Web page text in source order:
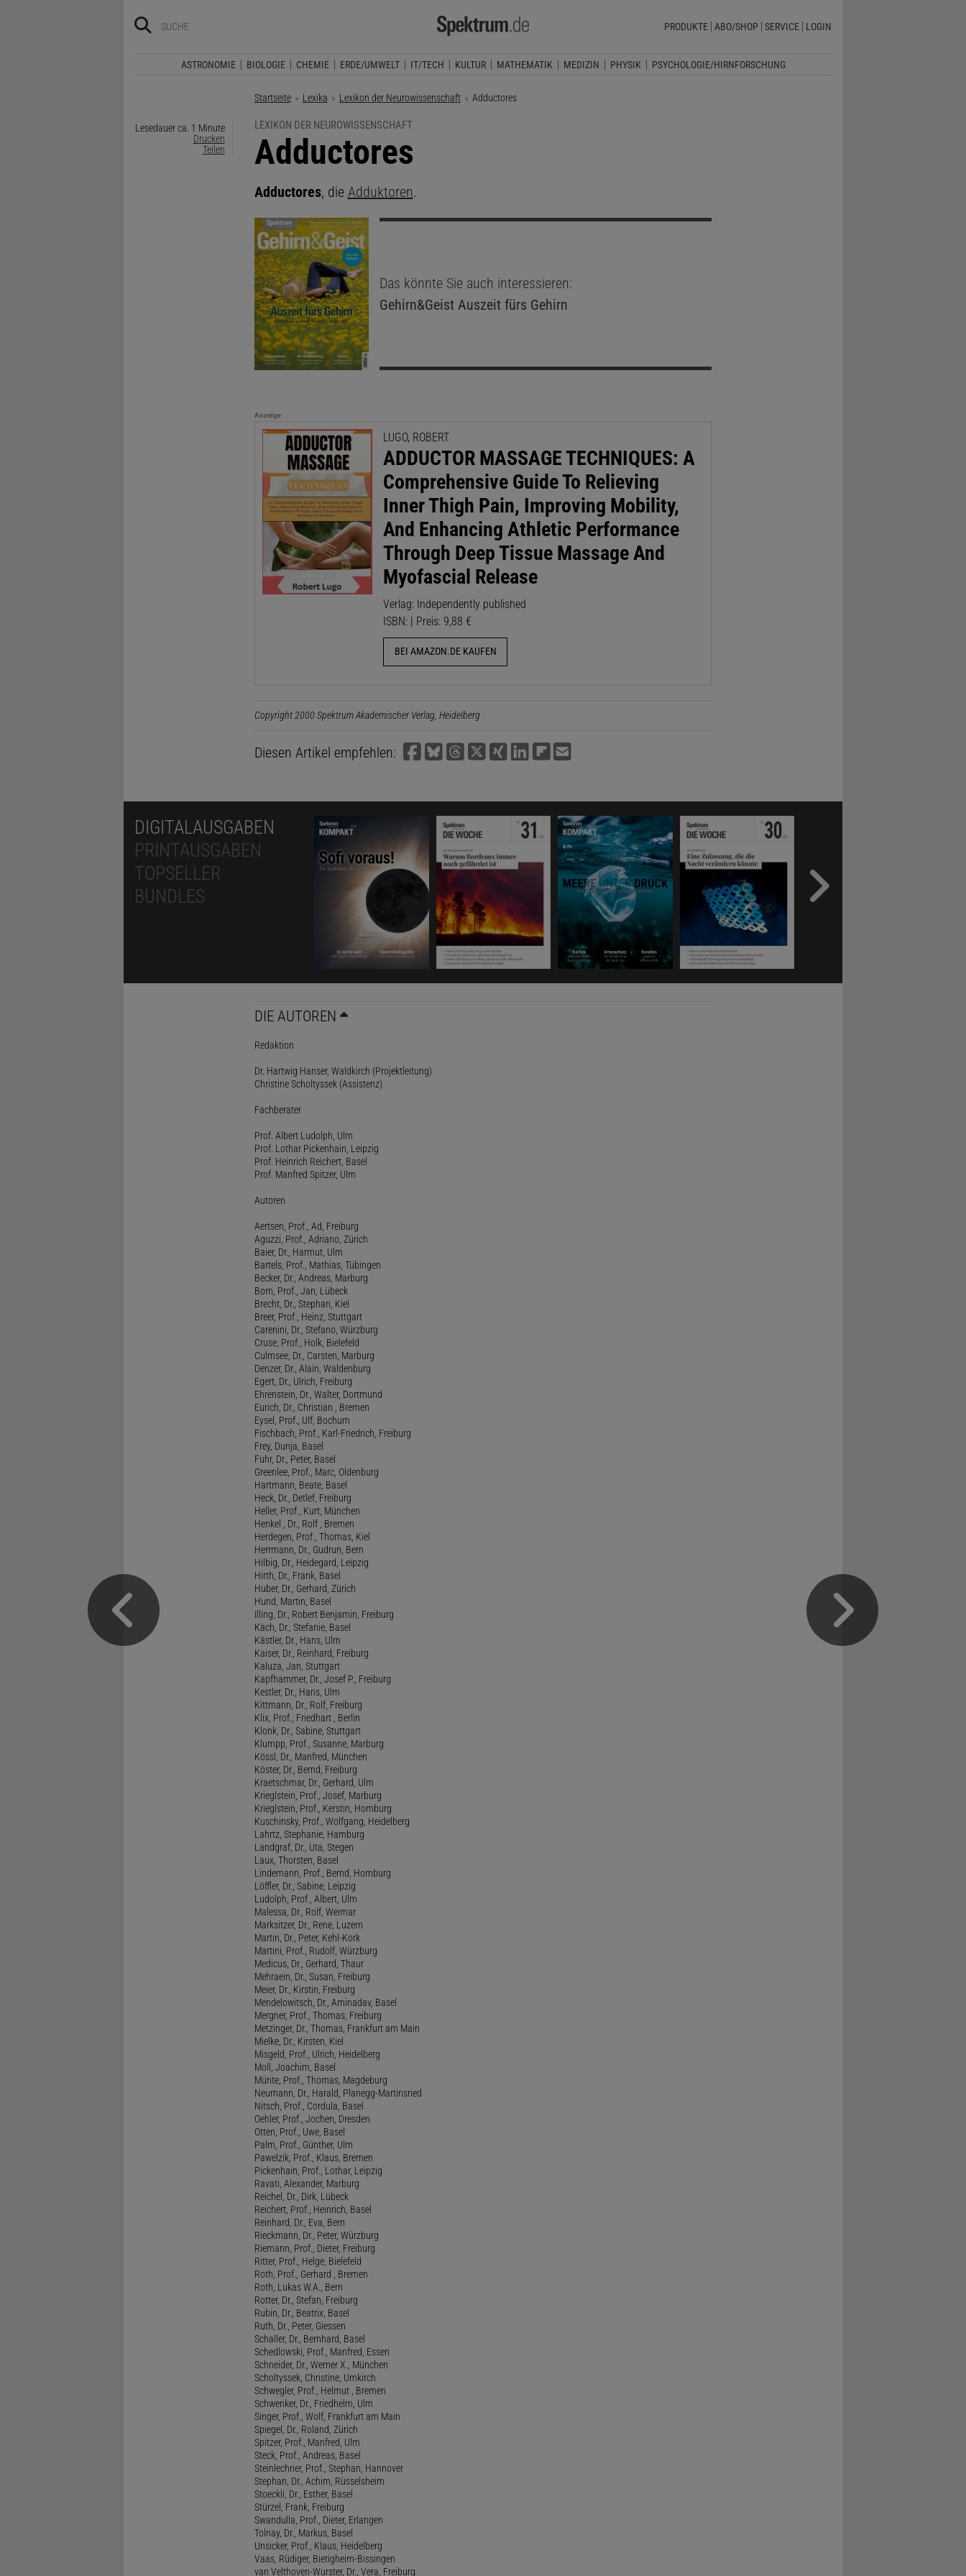
PRODUKTE ABO/SHOP SERVICE LOGIN
ASTRONOMIE BIOLOGIE CHEMIE ERDE/UMWELT IT/TECH KULTUR MATHEMATIK MEDIZIN PHYSIK PSYCHOLOGIE/HIRNFORSCHUNG
Startseite Lexika Lexikon der Neurowissenschaft Aktuelle Seite:
Adductores
Lesedauer ca. 1 Minute
Drucken
Teilen
LEXIKON DER NEUROWISSENSCHAFT
:
Adductores
Adductores, die Adduktoren.
Das könnte Sie auch interessieren:
Gehirn&Geist Auszeit fürs Gehirn
Anzeige
LUGO, ROBERT
ADDUCTOR MASSAGE TECHNIQUES: A
Comprehensive Guide To Relieving
Inner Thigh Pain, Improving Mobility,
And Enhancing Athletic Performance
Through Deep Tissue Massage And
Myofascial Release
Verlag: Independently published
ISBN: | Preis: 9,88 €
BEI AMAZON.DE KAUFEN
Copyright 2000 Spektrum Akademischer Verlag, Heidelberg
Diesen Artikel empfehlen:
DIGITALAUSGABEN
PRINTAUSGABEN
TOPSELLER
BUNDLES
DIE AUTOREN
Redaktion
Dr. Hartwig Hanser, Waldkirch (Projektleitung)
Christine Scholtyssek (Assistenz)
Fachberater
Prof. Albert Ludolph, Ulm
Prof. Lothar Pickenhain, Leipzig
Prof. Heinrich Reichert, Basel
Prof. Manfred Spitzer, Ulm
Autoren
Aertsen, Prof., Ad, Freiburg
Aguzzi, Prof., Adriano, Zürich
Baier, Dr., Harmut, Ulm
Bartels, Prof., Mathias, Tübingen
Becker, Dr., Andreas, Marburg
Born, Prof., Jan, Lübeck
Brecht, Dr., Stephan, Kiel
Breer, Prof., Heinz, Stuttgart
Carenini, Dr., Stefano, Würzburg
Cruse, Prof., Holk, Bielefeld
Culmsee, Dr., Carsten, Marburg
Denzer, Dr., Alain, Waldenburg
Egert, Dr., Ulrich, Freiburg
Ehrenstein, Dr., Walter, Dortmund
Eurich, Dr., Christian , Bremen
Eysel, Prof., Ulf, Bochum
Fischbach, Prof., Karl-Friedrich, Freiburg
Frey, Dunja, Basel
Fuhr, Dr., Peter, Basel
Greenlee, Prof., Marc, Oldenburg
Hartmann, Beate, Basel
Heck, Dr., Detlef, Freiburg
Heller, Prof., Kurt, München
Henkel , Dr., Rolf , Bremen
Herdegen, Prof., Thomas, Kiel
Herrmann, Dr., Gudrun, Bern
Hilbig, Dr., Heidegard, Leipzig
Hirth, Dr., Frank, Basel
Huber, Dr., Gerhard, Zürich
Hund, Martin, Basel
Illing, Dr., Robert Benjamin, Freiburg
Käch, Dr., Stefanie, Basel
Kästler, Dr., Hans, Ulm
Kaiser, Dr., Reinhard, Freiburg
Kaluza, Jan, Stuttgart
Kapfhammer, Dr., Josef P., Freiburg
Kestler, Dr., Hans, Ulm
Kittmann, Dr., Rolf, Freiburg
Klix, Prof., Friedhart , Berlin
Klonk, Dr., Sabine, Stuttgart
Klumpp, Prof., Susanne, Marburg
Kössl, Dr., Manfred, München
Köster, Dr., Bernd, Freiburg
Kraetschmar, Dr., Gerhard, Ulm
Krieglstein, Prof., Josef, Marburg
Krieglstein, Prof., Kerstin, Homburg
Kuschinsky, Prof., Wolfgang, Heidelberg
Lahrtz, Stephanie, Hamburg
Landgraf, Dr., Uta, Stegen
Laux, Thorsten, Basel
Lindemann, Prof., Bernd, Homburg
Löffler, Dr., Sabine, Leipzig
Ludolph, Prof., Albert, Ulm
Malessa, Dr., Rolf, Weimar
Marksitzer, Dr., Rene, Luzern
Martin, Dr., Peter, Kehl-Kork
Martini, Prof., Rudolf, Würzburg
Medicus, Dr., Gerhard, Thaur
Mehraein, Dr., Susan, Freiburg
Meier, Dr., Kirstin, Freiburg
Mendelowitsch, Dr., Aminadav, Basel
Mergner, Prof., Thomas, Freiburg
Metzinger, Dr., Thomas, Frankfurt am Main
Mielke, Dr., Kirsten, Kiel
Misgeld, Prof., Ulrich, Heidelberg
Moll, Joachim, Basel
Münte, Prof., Thomas, Magdeburg
Neumann, Dr., Harald, Planegg-Martinsried
Nitsch, Prof., Cordula, Basel
Oehler, Prof., Jochen, Dresden
Otten, Prof., Uwe, Basel
Palm, Prof., Günther, Ulm
Pawelzik, Prof., Klaus, Bremen
Pickenhain, Prof., Lothar, Leipzig
Ravati, Alexander, Marburg
Reichel, Dr., Dirk, Lübeck
Reichert, Prof., Heinrich, Basel
Reinhard, Dr., Eva, Bern
Rieckmann, Dr., Peter, Würzburg
Riemann, Prof., Dieter, Freiburg
Ritter, Prof., Helge, Bielefeld
Roth, Prof., Gerhard , Bremen
Roth, Lukas W.A., Bern
Rotter, Dr., Stefan, Freiburg
Rubin, Dr., Beatrix, Basel
Ruth, Dr., Peter, Giessen
Schaller, Dr., Bernhard, Basel
Schedlowski, Prof., Manfred, Essen
Schneider, Dr., Werner X., München
Scholtyssek, Christine, Umkirch
Schwegler, Prof., Helmut , Bremen
Schwenker, Dr., Friedhelm, Ulm
Singer, Prof., Wolf, Frankfurt am Main
Spiegel, Dr., Roland, Zürich
Spitzer, Prof., Manfred, Ulm
Steck, Prof., Andreas, Basel
Steinlechner, Prof., Stephan, Hannover
Stephan, Dr., Achim, Rüsselsheim
Stoeckli, Dr., Esther, Basel
Stürzel, Frank, Freiburg
Swandulla, Prof., Dieter, Erlangen
Tolnay, Dr., Markus, Basel
Unsicker, Prof., Klaus, Heidelberg
Vaas, Rüdiger, Bietigheim-Bissingen
van Velthoven-Wurster, Dr., Vera, Freiburg